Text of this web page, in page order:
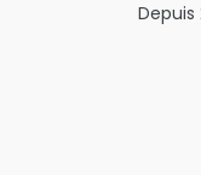
Depuis